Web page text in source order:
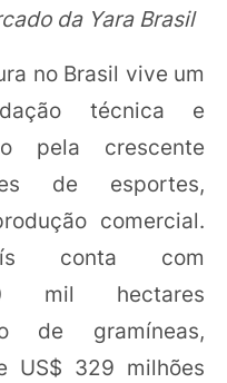
da Yara Brasil
no Brasil vive um
técnica e
pela crescente
de esportes,
comercial.
conta com
mil hectares
de gramíneas,
US$ 329 milhões